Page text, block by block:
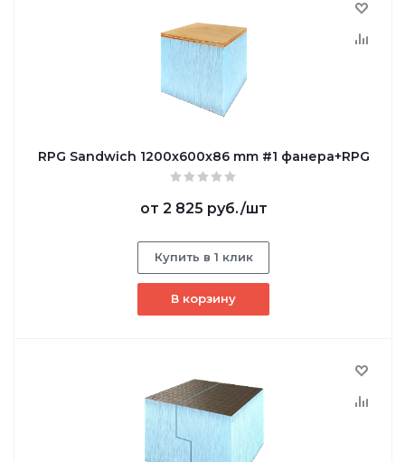
RPG Sandwich 1200х600х86 mm #1 фанера+RPG
от 2 825 руб./шт
Купить в 1 клик
В корзину